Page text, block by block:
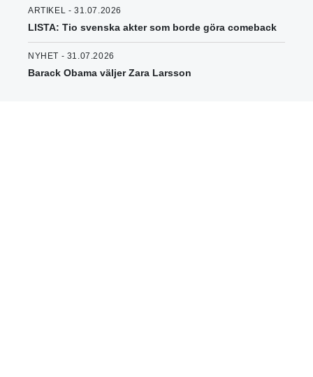
ARTIKEL - 31.07.2026
LISTA: Tio svenska akter som borde göra comeback
NYHET - 31.07.2026
Barack Obama väljer Zara Larsson